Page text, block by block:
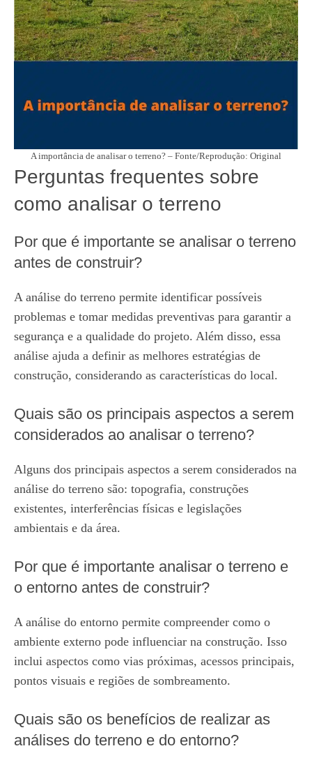
A importância de analisar o terreno? – Fonte/Reprodução: Original
Perguntas frequentes sobre
como analisar o terreno
Por que é importante se analisar o terreno
antes de construir?
A análise do terreno permite identificar possíveis
problemas e tomar medidas preventivas para garantir a
segurança e a qualidade do projeto. Além disso, essa
análise ajuda a definir as melhores estratégias de
construção, considerando as características do local.
Quais são os principais aspectos a serem
considerados ao analisar o terreno?
Alguns dos principais aspectos a serem considerados na
análise do terreno são: topografia, construções
existentes, interferências físicas e legislações
ambientais e da área.
Por que é importante analisar o terreno e
o entorno antes de construir?
A análise do entorno permite compreender como o
ambiente externo pode influenciar na construção. Isso
inclui aspectos como vias próximas, acessos principais,
pontos visuais e regiões de sombreamento.
Quais são os benefícios de realizar as
análises do terreno e do entorno?